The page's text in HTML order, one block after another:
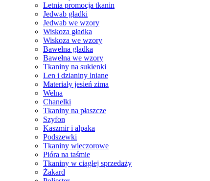
Letnia promocja tkanin
Jedwab gładki
Jedwab we wzory
Wiskoza gładka
Wiskoza we wzory
Bawełna gładka
Bawełna we wzory
Tkaniny na sukienki
Len i dzianiny lniane
Materiały jesień zima
Wełna
Chanelki
Tkaniny na płaszcze
Szyfon
Kaszmir i alpaka
Podszewki
Tkaniny wieczorowe
Pióra na taśmie
Tkaniny w ciągłej sprzedaży
Żakard